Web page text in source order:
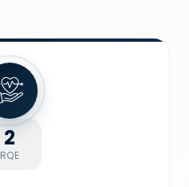
2
RQE